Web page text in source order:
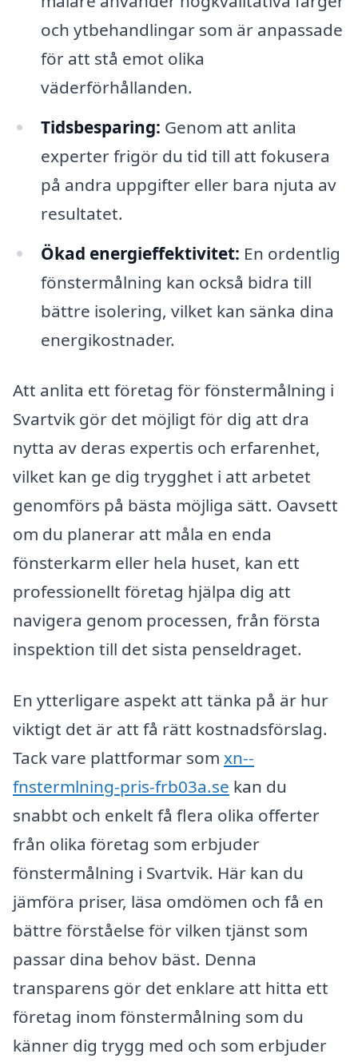
och ytbehandlingar som är anpassade
för att stå emot olika
väderförhållanden.
Tidsbesparing: Genom att anlita
experter frigör du tid till att fokusera
på andra uppgifter eller bara njuta av
resultatet.
Ökad energieffektivitet: En ordentlig
fönstermålning kan också bidra till
bättre isolering, vilket kan sänka dina
energikostnader.
Att anlita ett företag för fönstermålning i
Svartvik gör det möjligt för dig att dra
nytta av deras expertis och erfarenhet,
vilket kan ge dig trygghet i att arbetet
genomförs på bästa möjliga sätt. Oavsett
om du planerar att måla en enda
fönsterkarm eller hela huset, kan ett
professionellt företag hjälpa dig att
navigera genom processen, från första
inspektion till det sista penseldraget.
En ytterligare aspekt att tänka på är hur
viktigt det är att få rätt kostnadsförslag.
Tack vare plattformar som xn--
fnstermlning-pris-frb03a.se kan du
snabbt och enkelt få flera olika offerter
från olika företag som erbjuder
fönstermålning i Svartvik. Här kan du
jämföra priser, läsa omdömen och få en
bättre förståelse för vilken tjänst som
passar dina behov bäst. Denna
transparens gör det enklare att hitta ett
företag inom fönstermålning som du
känner dig trygg med och som erbjuder